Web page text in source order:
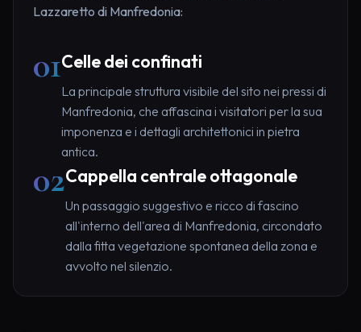
Lazzaretto di Manfredonia:
01Celle dei confinati
La principale struttura visibile del sito nei pressi di
Manfredonia, che affascina i visitatori per la sua
imponenza e i dettagli architettonici in pietra
antica.
02Cappella centrale ottagonale
Un passaggio suggestivo e ricco di fascino
all'interno dell'area di Manfredonia, circondato
dalla fitta vegetazione spontanea della zona e
avvolto nel silenzio.